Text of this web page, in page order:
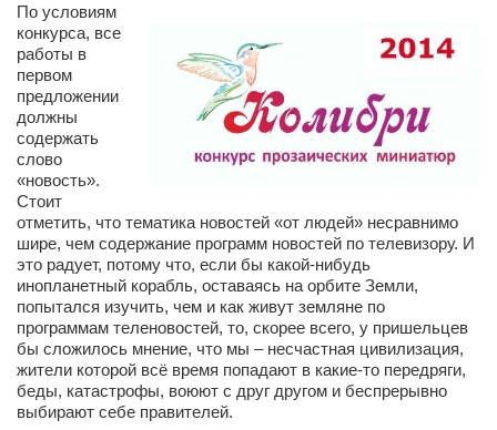
Здоровье
Врач психиатр–нарколог Анплеев А.Б.
Косметологическое отделение КП Сумская
городская клиническая больница №4
Кафе, клубы, рестораны
«Винегрет» — демократичный ресторан
«ЧАЙ — КАВА» магазин — кафе
Магазины
«CYCLE GARAGE» — магазин велосипедов
«Книголюб» — супермаркет
По условиям
конкурса, все
работы в
первом
предложении
должны
содержать
слово
«новость».
Стоит
отметить, что тематика новостей «от людей» несравнимо
шире, чем содержание программ новостей по телевизору. И
это радует, потому что, если бы какой-нибудь
инопланетный корабль, оставаясь на орбите Земли,
попытался изучить, чем и как живут земляне по
программам теленовостей, то, скорее всего, у пришельцев
бы сложилось мнение, что мы – несчастная цивилизация,
жители которой всё время попадают в какие-то передряги,
беды, катастрофы, воюют с друг другом и беспрерывно
выбирают себе правителей.